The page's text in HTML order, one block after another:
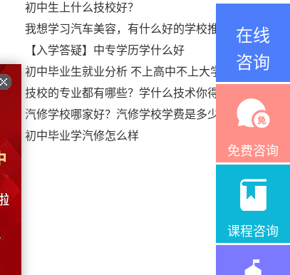
初中生上什么技校好？
我想学习汽车美容，有什么好的学校推
【入学答疑】中专学历学什么好
初中毕业生就业分析 不上高中不上大学
技校的专业都有哪些？学什么技术你得
汽修学校哪家好？汽修学校学费是多少
初中毕业学汽修怎么样
在线
咨询
免费咨询
课程咨询